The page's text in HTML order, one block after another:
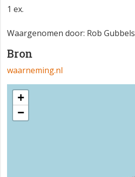
1 ex.
Waargenomen door: Rob Gubbels
Bron
waarneming.nl
+
−